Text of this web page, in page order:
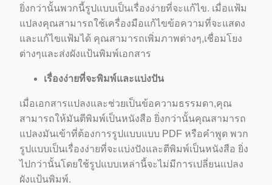
ยิ่งกว่านั้นพวกนี้รูปแบบเป็นเรื่องง่ายที่จะแก้ไข. เมื่อแฟ้ม
แปลงคุณสามารถใช้เครื่องมือแก้ไขข้อความที่จะแสดง
และแก้ไขแฟ้มได้ คุณสามารถเพิ่มภาพต่างๆ,เชื่อมโยง
ต่างๆและส่งผังแป้นพิมพ์เอกสาร
เรื่องง่ายที่จะพิมพ์และแบ่งปัน
เมื่อเอกสารแปลงและช่วยเป็นข้อความธรรมดา,คุณ
สามารถให้มันตีพิมพ์เป็นหนังสือ ยิ่งกว่านั้นคุณสามารถ
แปลงมันเข้าที่ต้องการรูปแบบแบบ PDF หรือคำพูด พวก
รูปแบบเป็นเรื่องง่ายที่จะแบ่งปังและตีพิมพ์เป็นหนังสือ ยิ่ง
ไปกว่านั้นโดยใช้รูปแบบเหล่านี้จะไม่มีการเปลี่ยนแปลง
ผังแป้นพิมพ์.